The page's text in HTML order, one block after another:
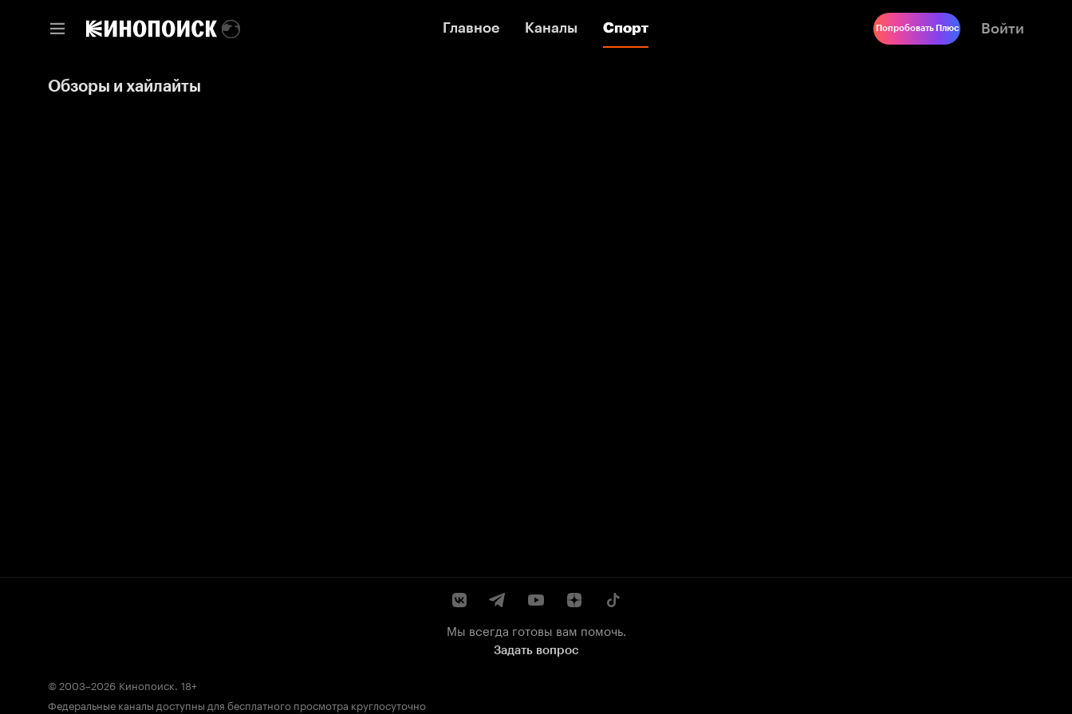
Главное Каналы Спорт
Главное Каналы Спорт Попробовать Плюс Войти
Обзоры и хайлайты
Мы всегда готовы вам помочь.
Задать вопрос
© 2003–2026 Кинопоиск. 18+
Федеральные каналы доступны для бесплатного просмотра круглосуточно